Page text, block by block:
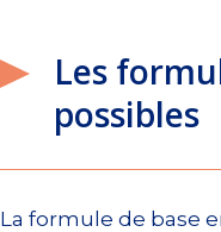
Les
possibles
La formule de base